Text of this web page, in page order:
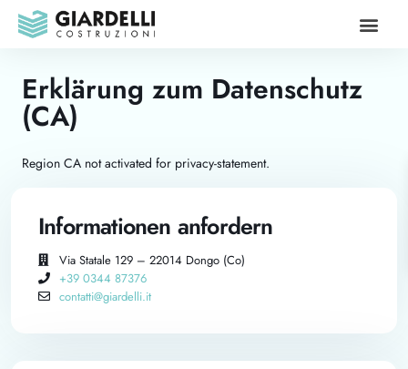
Erklärung zum Datenschutz
(CA)
Region CA not activated for privacy-statement.
Informationen anfordern
Via Statale 129 – 22014 Dongo (Co)
+39 0344 87376
contatti@giardelli.it